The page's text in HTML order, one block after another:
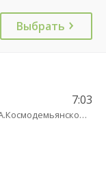
Выбрать
7:03
Памятник А.Космодемьянскому(Балтийское шоссе) трасса